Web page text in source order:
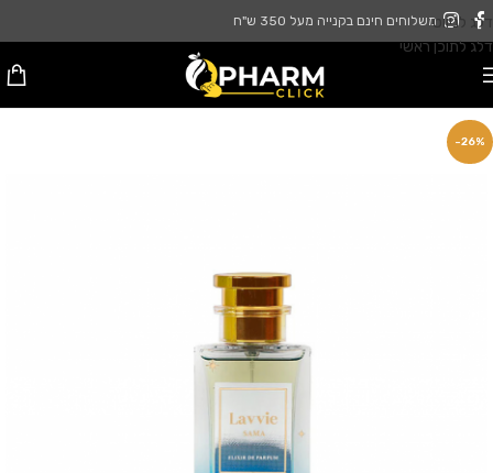
דלג לניווט
דלג לתוכן ראשי
משלוחים חינם בקנייה מעל 350 ש"ח
-26%